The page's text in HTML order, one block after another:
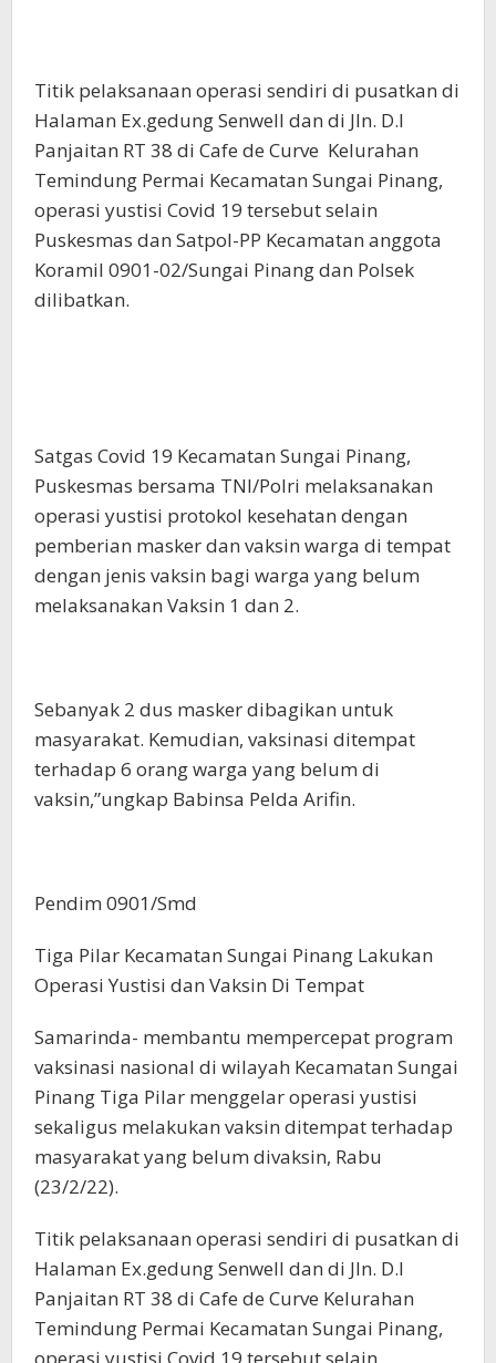
Titik pelaksanaan operasi sendiri di pusatkan di
Halaman Ex.gedung Senwell dan di Jln. D.I
Panjaitan RT 38 di Cafe de Curve Kelurahan
Temindung Permai Kecamatan Sungai Pinang,
operasi yustisi Covid 19 tersebut selain
Puskesmas dan Satpol-PP Kecamatan anggota
Koramil 0901-02/Sungai Pinang dan Polsek
dilibatkan.
Satgas Covid 19 Kecamatan Sungai Pinang,
Puskesmas bersama TNI/Polri melaksanakan
operasi yustisi protokol kesehatan dengan
pemberian masker dan vaksin warga di tempat
dengan jenis vaksin bagi warga yang belum
melaksanakan Vaksin 1 dan 2.
Sebanyak 2 dus masker dibagikan untuk
masyarakat. Kemudian, vaksinasi ditempat
terhadap 6 orang warga yang belum di
vaksin,”ungkap Babinsa Pelda Arifin.
Pendim 0901/Smd
Tiga Pilar Kecamatan Sungai Pinang Lakukan
Operasi Yustisi dan Vaksin Di Tempat
Samarinda- membantu mempercepat program
vaksinasi nasional di wilayah Kecamatan Sungai
Pinang Tiga Pilar menggelar operasi yustisi
sekaligus melakukan vaksin ditempat terhadap
masyarakat yang belum divaksin, Rabu
(23/2/22).
Titik pelaksanaan operasi sendiri di pusatkan di
Halaman Ex.gedung Senwell dan di Jln. D.I
Panjaitan RT 38 di Cafe de Curve Kelurahan
Temindung Permai Kecamatan Sungai Pinang,